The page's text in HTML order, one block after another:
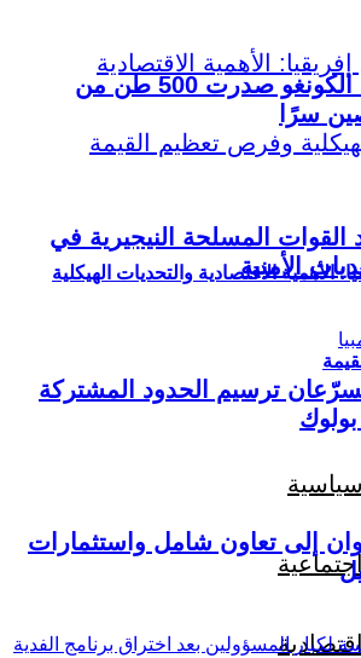
الأهمية الاقتصادية والتحديات الهيكلية
تقرير استقصائي: الكونغو صدرت 500 طن من
سرًا
القوات المسلحة النيجيرية في
الأمنية
تُسرّعان ترسيم الحدود المشتركة
إلى تعاون شامل واستثمارات